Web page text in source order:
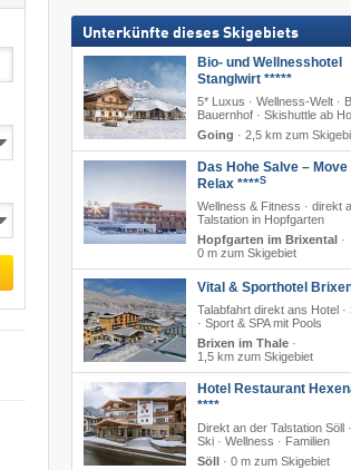
Unterkünfte dieses Skigebiets
Bio- und Wellnesshotel
Stanglwirt *****
5* Luxus · Wellness-Welt ·
Bauernhof · Skishuttle ab
Going · 2,5 km zum
Das Hohe Salve – Move
Relax ****S
Wellness & Fitness · direkt
Talstation in Hopfgarten
Hopfgarten im Brixental ·
0 m zum Skigebiet
Vital & Sporthotel
Talabfahrt direkt ans Hotel ·
· Sport & SPA mit Pools
Brixen im Thale·
1,5 km zum Skigebiet
Hotel Restaurant
****
Direkt an der Talstation Söll
Ski · Wellness · Familien
Söll
· 0 m zum Skigebiet